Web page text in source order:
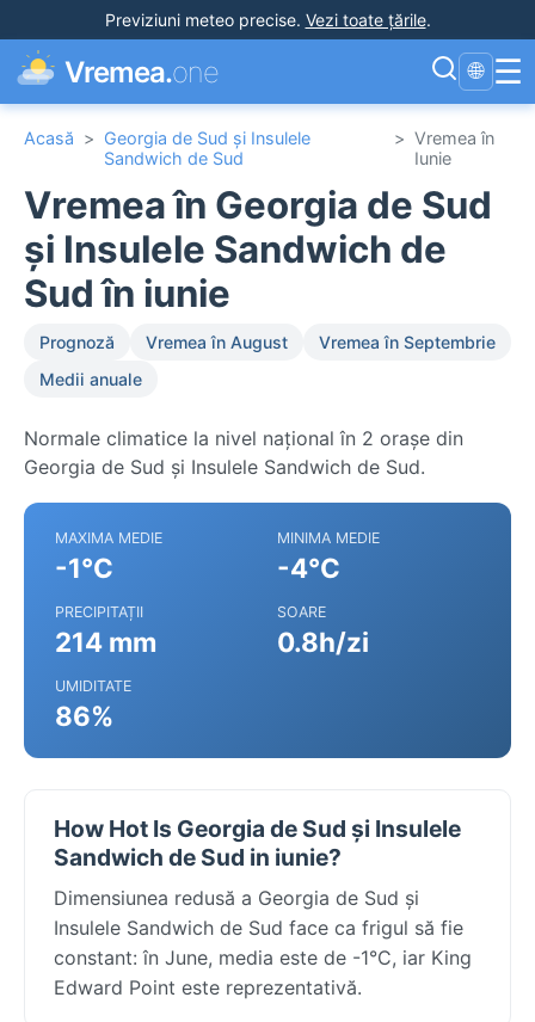
Previziuni meteo precise. Vezi toate țările.
Vremea.one 🌐 ☰
Acasă > Georgia de Sud și Insulele
Sandwich de Sud
> Vremea în
Iunie
Vremea în Georgia de Sud
și Insulele Sandwich de
Sud în iunie
Prognoză Vremea în August
Vremea în Septembrie
Medii anuale
Normale climatice la nivel național în 2 orașe din
Georgia de Sud și Insulele Sandwich de Sud.
MAXIMA MEDIE
-1°C
MINIMA MEDIE
-4°C
PRECIPITAȚII
214 mm
SOARE
0.8h/zi
UMIDITATE
86%
How Hot Is Georgia de Sud și Insulele
Sandwich de Sud in iunie?
Dimensiunea redusă a Georgia de Sud și
Insulele Sandwich de Sud face ca frigul să fie
constant: în June, media este de -1°C, iar King
Edward Point este reprezentativă.